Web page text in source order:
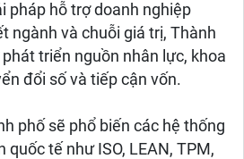
pháp hỗ trợ doanh nghiệp
ngành và chuỗi giá trị, Thành
triển nguồn nhân lực, khoa
đổi số và tiếp cận vốn.
phố sẽ phổ biến các hệ thống
quốc tế như ISO, LEAN, TPM,